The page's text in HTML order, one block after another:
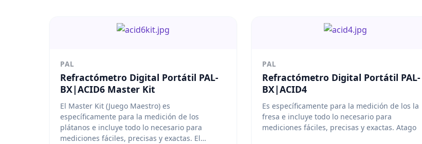
PAL
Refractómetro Digital Portátil PAL-
BX|ACID6 Master Kit
El Master Kit (Juego Maestro) es
específicamente para la medición de los
plátanos e incluye todo lo necesario para
mediciones fáciles, precisas y exactas. El
PAL
Refractómetro Digital Portátil PAL-
BX|ACID4
Es específicamente para la medición de los la
fresa e incluye todo lo necesario para
mediciones fáciles, precisas y exactas. Atago